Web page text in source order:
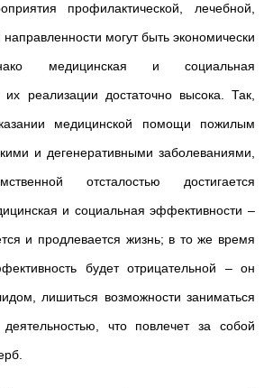
профилактической, лечебной,
могут быть экономически
медицинская и социальная
реализации достаточно высока. Так,
медицинской помощи пожилым
и дегенеративными заболеваниями,
отсталостью достигается
и социальная эффективности –
и продлевается жизнь; в то же время
будет отрицательной – он
лишиться возможности заниматься
деятельностью, что повлечет за собой